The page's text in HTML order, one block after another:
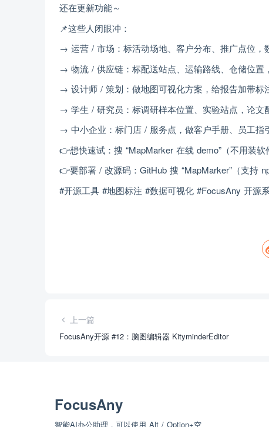
还在更新功能～
📌这些人闭眼冲：
→ 运营 / 市场：标活动场地、客户分布、推广点位，
→ 物流 / 供应链：标配送站点、运输路线、仓储位置
→ 设计师 / 策划：做地图可视化方案，给报告加带标
→ 学生 / 研究员：标调研样本位置、实验站点，论文
→ 中小企业：标门店 / 服务点，做客户手册、员工指
👉想快速试：搜 “MapMarker 在线 demo”（不用装软
👉要部署 / 改源码：GitHub 搜 “MapMarker”（支持
#开源工具 #地图标注 #数据可视化 #FocusAny 开源
上一篇
FocusAny开源 #12：脑图编辑器 KityminderEditor
FocusAny
智能AI办公助理，可以使用 Alt / Option+空